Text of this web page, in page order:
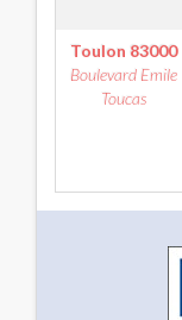
Toulon 83000
Boulevard Emile
Toucas